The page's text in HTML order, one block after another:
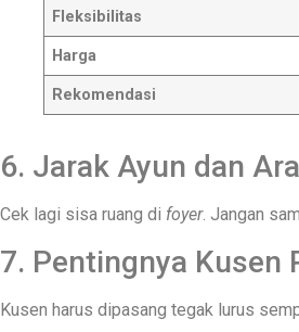
Fleksibilitas
Harga
Rekomendasi
6. Jarak Ayun dan
Cek lagi sisa ruang di foyer. Jangan
7. Pentingnya Kusen
Kusen harus dipasang tegak lurus